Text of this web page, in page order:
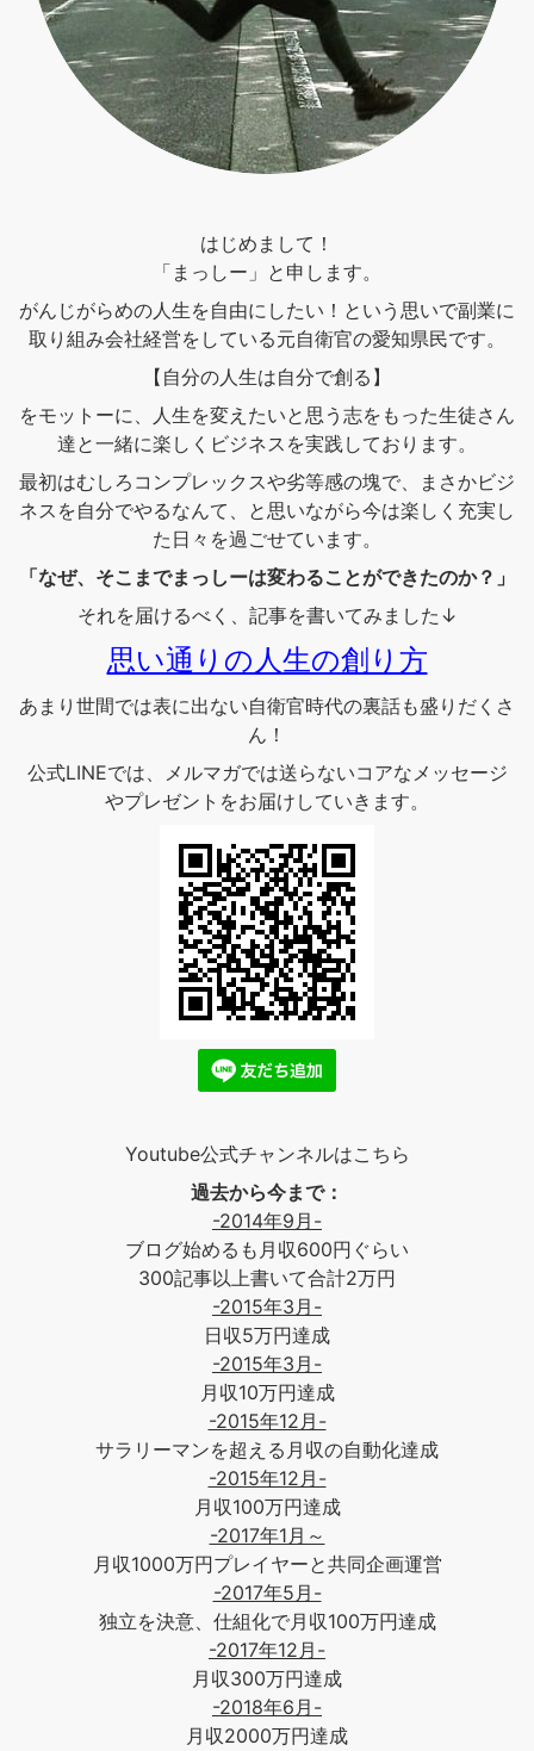
はじめまして！
「まっしー」と申します。
がんじがらめの人生を自由にしたい！という思いで副業に
取り組み会社経営をしている元自衛官の愛知県民です。
【自分の人生は自分で創る】
をモットーに、人生を変えたいと思う志をもった生徒さん
達と一緒に楽しくビジネスを実践しております。
最初はむしろコンプレックスや劣等感の塊で、まさかビジ
ネスを自分でやるなんて、と思いながら今は楽しく充実し
た日々を過ごせています。
「なぜ、そこまでまっしーは変わることができたのか？」
それを届けるべく、記事を書いてみました↓
思い通りの人生の創り方
あまり世間では表に出ない自衛官時代の裏話も盛りだくさ
ん！
公式LINEでは、メルマガでは送らないコアなメッセージ
やプレゼントをお届けしていきます。
Youtube公式チャンネルはこちら
過去から今まで：
-2014年9月-
ブログ始めるも月収600円ぐらい
300記事以上書いて合計2万円
-2015年3月-
日収5万円達成
-2015年3月-
月収10万円達成
-2015年12月-
サラリーマンを超える月収の自動化達成
-2015年12月-
月収100万円達成
-2017年1月～
月収1000万円プレイヤーと共同企画運営
-2017年5月-
独立を決意、仕組化で月収100万円達成
-2017年12月-
月収300万円達成
-2018年6月-
月収2000万円達成